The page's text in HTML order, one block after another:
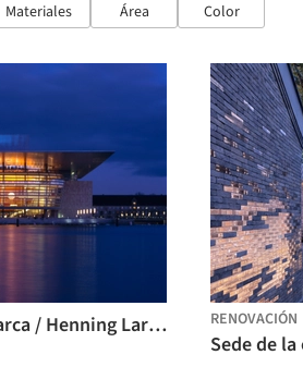
Materiales Área Color
Ópera Real de Dinamarca / Henning Larsen RENOVACIÓN